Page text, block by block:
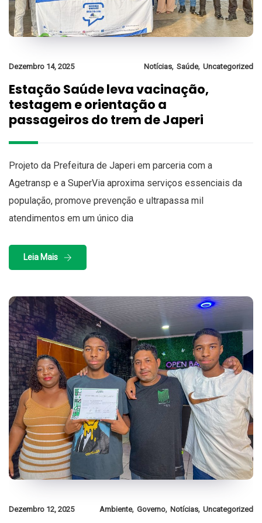
Dezembro 14, 2025 Notícias, Saúde, Uncategorized
Estação Saúde leva vacinação,
testagem e orientação a
passageiros do trem de Japeri
Projeto da Prefeitura de Japeri em parceria com a
Agetransp e a SuperVia aproxima serviços essenciais da
população, promove prevenção e ultrapassa mil
atendimentos em um único dia
Leia Mais
Dezembro 12, 2025 Ambiente, Governo, Notícias, Uncategorized